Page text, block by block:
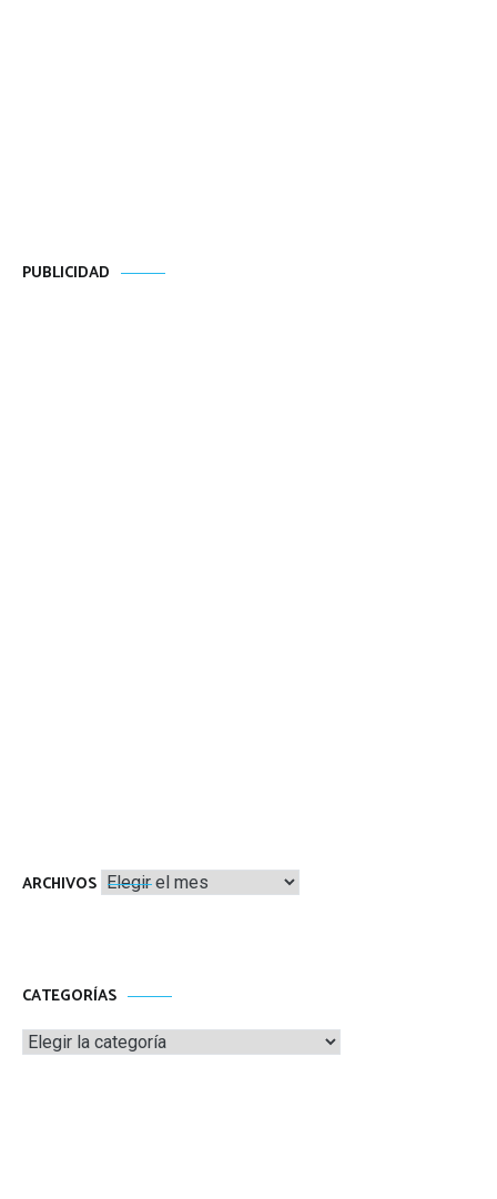
PUBLICIDAD
ARCHIVOS Archivos
CATEGORÍAS
Categorías